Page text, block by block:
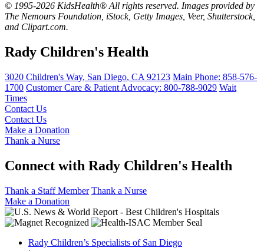
© 1995-2026 KidsHealth® All rights reserved. Images provided by
The Nemours Foundation, iStock, Getty Images, Veer, Shutterstock,
and Clipart.com.
Rady Children's Health
3020 Children's Way, San Diego, CA 92123 Main Phone: 858-576-
1700 Customer Care & Patient Advocacy: 800-788-9029 Wait
Times
Contact Us
Contact Us
Make a Donation
Thank a Nurse
Connect with Rady Children's Health
Thank a Staff Member Thank a Nurse
Make a Donation
Rady Children’s Specialists of San Diego